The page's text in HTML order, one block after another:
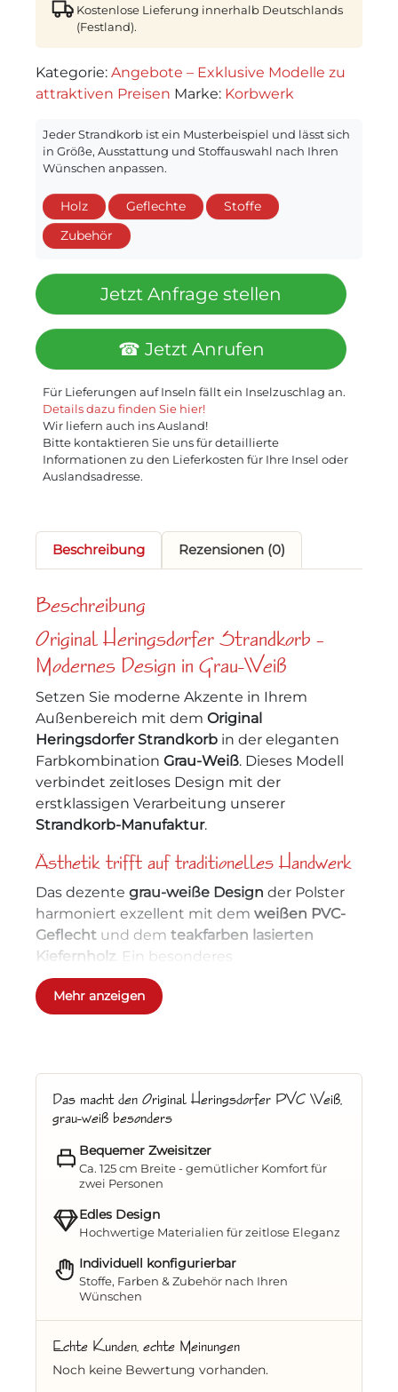
Kostenlose Lieferung innerhalb Deutschlands
(Festland).
Kategorie: Angebote – Exklusive Modelle zu
attraktiven Preisen Marke: Korbwerk
Jeder Strandkorb ist ein Musterbeispiel und lässt sich
in Größe, Ausstattung und Stoffauswahl nach Ihren
Wünschen anpassen.
Holz Geflechte
Stoffe
Zubehör
Jetzt Anfrage stellen
☎ Jetzt Anrufen
Für Lieferungen auf Inseln fällt ein Inselzuschlag an.
Details dazu finden Sie hier!
Wir liefern auch ins Ausland!
Bitte kontaktieren Sie uns für detaillierte
Informationen zu den Lieferkosten für Ihre Insel oder
Auslandsadresse.
Beschreibung Rezensionen (0)
Beschreibung
Original Heringsdorfer Strandkorb –
Modernes Design in Grau-Weiß
Setzen Sie moderne Akzente in Ihrem
Außenbereich mit dem Original
Heringsdorfer Strandkorb in der eleganten
Farbkombination Grau-Weiß. Dieses Modell
verbindet zeitloses Design mit der
erstklassigen Verarbeitung unserer
Strandkorb-Manufaktur.
Ästhetik trifft auf traditionelles Handwerk
Das dezente grau-weiße Design der Polster
harmoniert exzellent mit dem weißen PVC-
Geflecht und dem teakfarben lasierten
Kiefernholz . Ein besonderes
Qualitätsmerkmal ist der handgearbeitete
Haubenabschluss mit Zopfleiste
Manufaktur-Strandkorb
Ausstattung & Komfortmerkmale
Zweisitzer-Komfort:Mit den Maßen125 x
Strandkorbden idealen Platz zum
Abschalten.
Pflegeleichte Eleganz:
Festpolsterin Grau-Weiß sind nicht nur
Wetterbeständig:Dank des robusten
farbecht.
Mehr anzeigen
Das macht den Original Heringsdorfer PVC Weiß,
grau-weiß besonders
Bequemer Zweisitzer
Ca. 125 cm Breite - gemütlicher Komfort für
zwei Personen
Edles Design
Hochwertige Materialien für zeitlose Eleganz
Individuell konfigurierbar
Stoffe, Farben & Zubehör nach Ihren
Wünschen
Echte Kunden, echte Meinungen
Noch keine Bewertung vorhanden.